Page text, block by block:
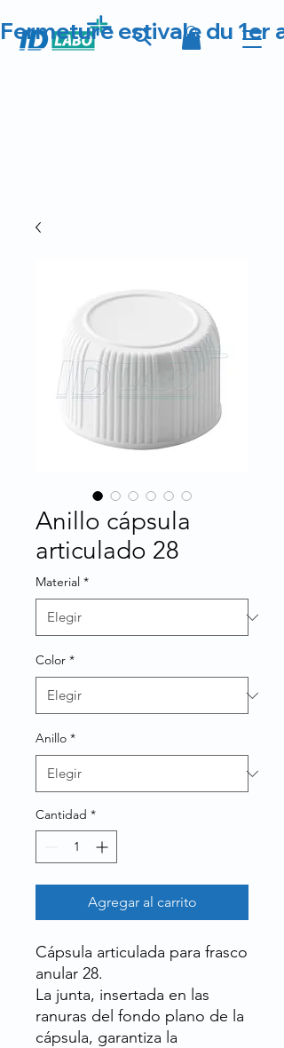
Fermeture estivale du 1er
Anillo cápsula
articulado 28
Material *
Color *
Anillo *
Cantidad *
Agregar al carrito
Cápsula articulada para frasco
anular 28.
La junta, insertada en las
ranuras del fondo plano de la
cápsula, garantiza la